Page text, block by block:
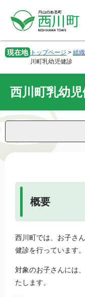
先
頭
を
飛
文
へ
現在地 トップページ > 組
川町乳幼児健診
西川町乳幼
概要
西川町では、お子さ
健診を行っています。
対象のお子さんには
たします。